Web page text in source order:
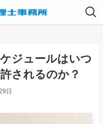
ジュールはいつ
されるのか？
日